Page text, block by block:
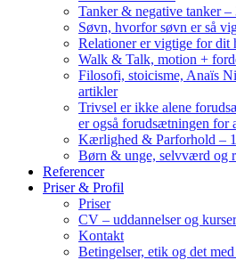
Tanker & negative tanker –
Søvn, hvorfor søvn er så
Relationer er vigtige for dit
Walk & Talk, motion +
Filosofi, stoicisme, Anaïs
artikler
Trivsel er ikke alene
er også forudsætningen for
Kærlighed & Parforhold –
Børn & unge, selvværd og
Referencer
Priser & Profil
Priser
CV – uddannelser og kurser
Kontakt
Betingelser, etik og det med